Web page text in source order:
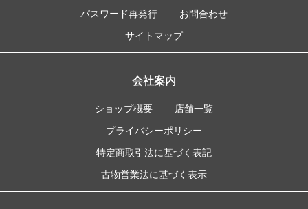
パスワード再発行
お問合わせ
サイトマップ
会社案内
ショップ概要
店舗一覧
プライバシーポリシー
特定商取引法に基づく表記
古物営業法に基づく表示